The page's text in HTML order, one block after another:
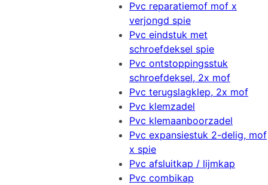
Pvc reparatiemof mof x
verjongd spie
Pvc eindstuk met
schroefdeksel spie
Pvc ontstoppingsstuk
schroefdeksel, 2x mof
Pvc terugslagklep, 2x mof
Pvc klemzadel
Pvc klemaanboorzadel
Pvc expansiestuk 2-delig, mof
x spie
Pvc afsluitkap / lijmkap
Pvc combikap